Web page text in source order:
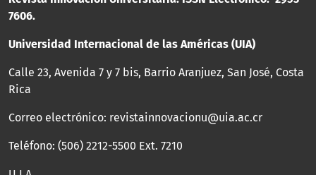
7606.
Universidad Internacional de las Américas (UIA)
Calle 23, Avenida 7 y 7 bis, Barrio Aranjuez, San José, Costa
Rica
Correo electrónico: revistainnovacionu@uia.ac.cr
Teléfono: (506) 2212-5500 Ext. 7210